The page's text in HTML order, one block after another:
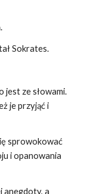
Sokrates.
jest ze słowami.
je przyjąć i
sprowokować
i opanowania
anegdoty, a